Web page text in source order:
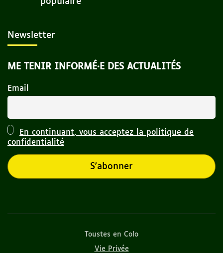
Newsletter
ME TENIR INFORMÉ·E DES ACTUALITÉS
Email
En continuant, vous acceptez la politique de
confidentialité
Toustes en Colo
Vie Privée